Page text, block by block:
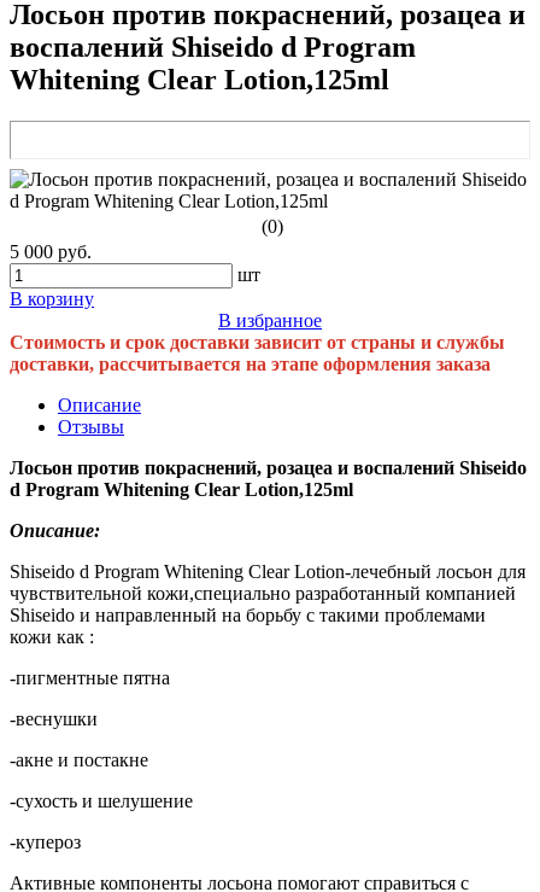
Лосьон против покраснений, розацеа и
воспалений Shiseido d Program
Whitening Clear Lotion,125ml
(0)
5 000 руб.
шт
В корзину
В избранное
Стоимость и срок доставки зависит от страны и службы
доставки, рассчитывается на этапе оформления заказа
Описание
Отзывы
Лосьон против покраснений, розацеа и воспалений Shiseido
d Program Whitening Clear Lotion,125ml
Описание:
Shiseido d Program Whitening Clear Lotion-лечебный лосьон для
чувствительной кожи,специально разработанный компанией
Shiseido и направленный на борьбу с такими проблемами
кожи как :
-пигментные пятна
-веснушки
-акне и постакне
-сухость и шелушение
-купероз
Активные компоненты лосьона помогают справиться с